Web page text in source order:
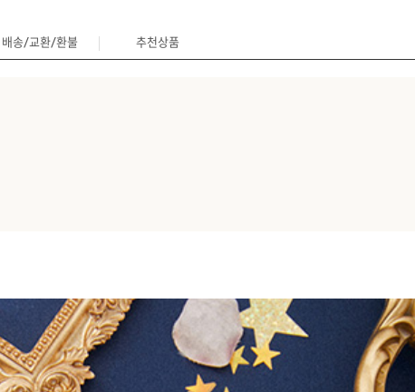
배송/교환/환불 추천상품